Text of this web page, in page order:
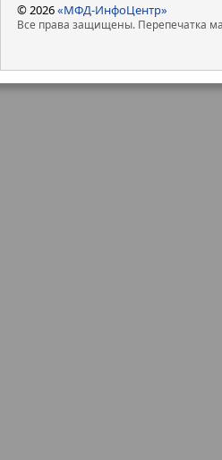
© 2026«МФД-ИнфоЦентр»
Все права защищены. Перепечатка